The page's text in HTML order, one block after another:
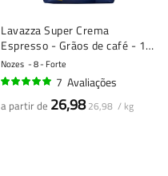
Lavazza Super Crema
Espresso - Grãos de café - 1
kg
Nozes 8 - Forte
7 Avaliações
a partir de 26,98 26,98 / kg